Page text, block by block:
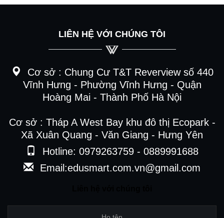
LIÊN HỆ VỚI CHÚNG TÔI
Cơ sở : Chung Cư T&T Reverview số 440
Vĩnh Hưng - Phường Vĩnh Hưng - Quận
Hoàng Mai - Thành Phố Hà Nội
Cơ sở : Tháp A West Bay khu đô thị Ecopark -
Xã Xuân Quang - Văn Giang - Hưng Yên
Hotline: 0979263759 - 0889991688
Email:edusmart.com.vn@gmail.com